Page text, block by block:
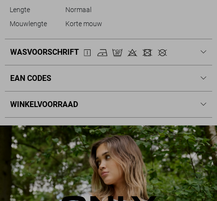
Lengte
Normaal
Mouwlengte
Korte mouw
WASVOORSCHRIFT
EAN CODES
WINKELVOORRAAD